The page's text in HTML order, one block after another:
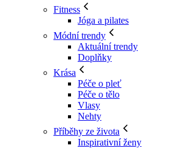
Fitness
Jóga a pilates
Módní trendy
Aktuální trendy
Doplňky
Krása
Péče o pleť
Péče o tělo
Vlasy
Nehty
Příběhy ze života
Inspirativní ženy